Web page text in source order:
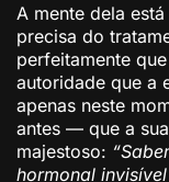
A mente dela
precisa do
perfeitamente
autoridade que a
apenas neste
antes — que a
majestoso:
hormonal